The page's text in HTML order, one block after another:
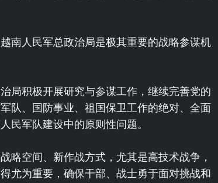
南人民军总政治局是极其重要的战略参谋机
局积极开展研究与参谋工作，继续完善党的
队、国防事业、祖国保卫工作的绝对、全面
民军队建设中的原则性问题。
略空间、新作战方式，尤其是高技术战争，
尤为重要，确保干部、战士勇于面对挑战和